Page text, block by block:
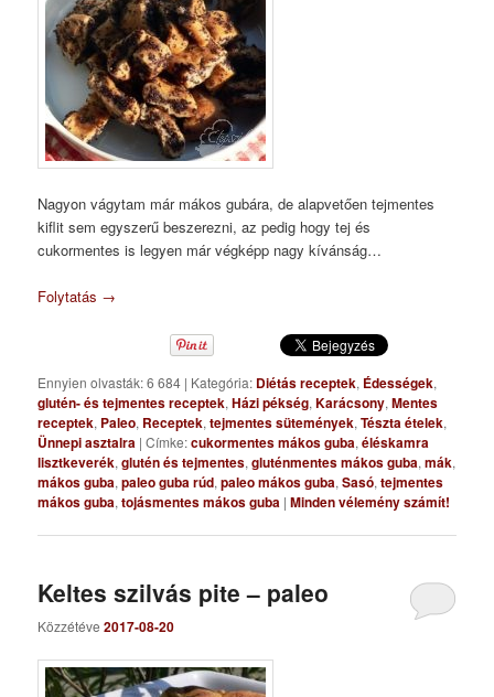
Nagyon vágytam már mákos gubára, de alapvetően tejmentes
kiflit sem egyszerű beszerezni, az pedig hogy tej és
cukormentes is legyen már végképp nagy kívánság…
Folytatás →
Ennyien olvasták: 6 684 | Kategória: Diétás receptek, Édességek,
glutén- és tejmentes receptek,Házi pékség,Karácsony,Mentes
receptek, Paleo, Receptek,tejmentes sütemények,Tészta ételek,
Ünnepi asztalra |Címke:cukormentes mákos guba,éléskamra
lisztkeverék,glutén és tejmentes,gluténmentes mákos guba,mák,
mákos guba,paleo guba rúd,paleo mákos guba,Sasó,tejmentes
mákos guba,tojásmentes mákos guba |Minden vélemény számít!
Keltes szilvás pite – paleo
Közzétéve2017-08-20